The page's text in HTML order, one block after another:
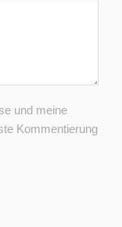
und meine
Kommentierung